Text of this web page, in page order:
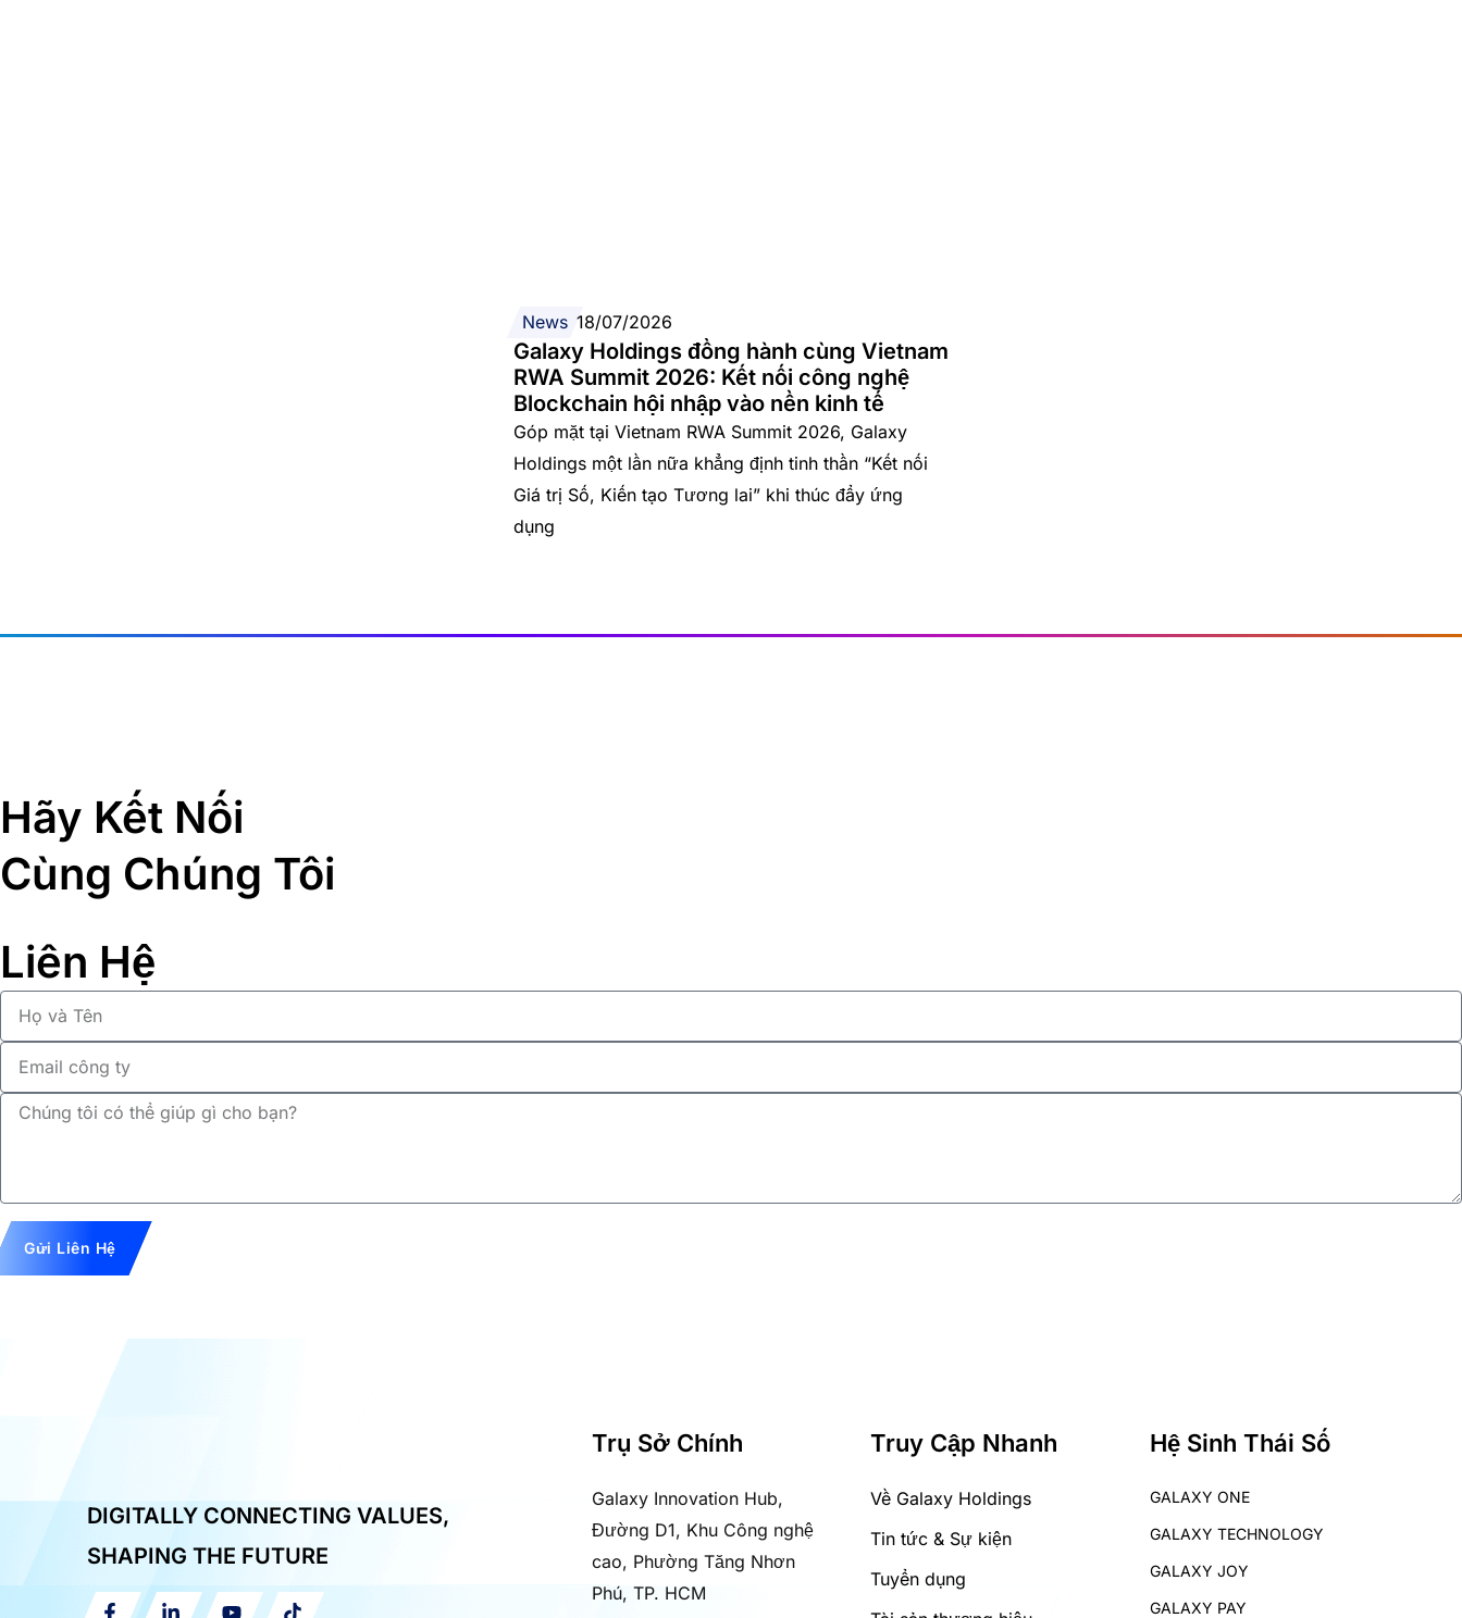
News 18/07/2026
Galaxy Holdings đồng hành cùng Vietnam
RWA Summit 2026: Kết nối công nghệ
Blockchain hội nhập vào nền kinh tế
Góp mặt tại Vietnam RWA Summit 2026, Galaxy
Holdings một lần nữa khẳng định tinh thần “Kết nối
Giá trị Số, Kiến tạo Tương lai” khi thúc đẩy ứng
dụng
Hãy Kết Nối
Cùng Chúng Tôi
Liên Hệ
Họ
và
Tên
Gửi Liên Hệ
DIGITALLY CONNECTING VALUES,
SHAPING THE FUTURE
Trụ Sở Chính
Galaxy Innovation Hub,
Đường D1, Khu Công nghệ
cao, Phường Tăng Nhơn
Phú, TP. HCM
Truy Cập Nhanh
Về Galaxy Holdings
Tin tức & Sự kiện
Tuyển dụng
Hệ Sinh Thái Số
GALAXY ONE
GALAXY TECHNOLOGY
GALAXY JOY
GALAXY PAY